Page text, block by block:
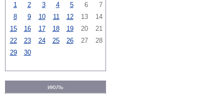
1
2 3 4 5 6
7
8
9 10 11 12 13
14
15
16 17 18 19 20
21
22
23 24 25 26 27
28
29
30
июль